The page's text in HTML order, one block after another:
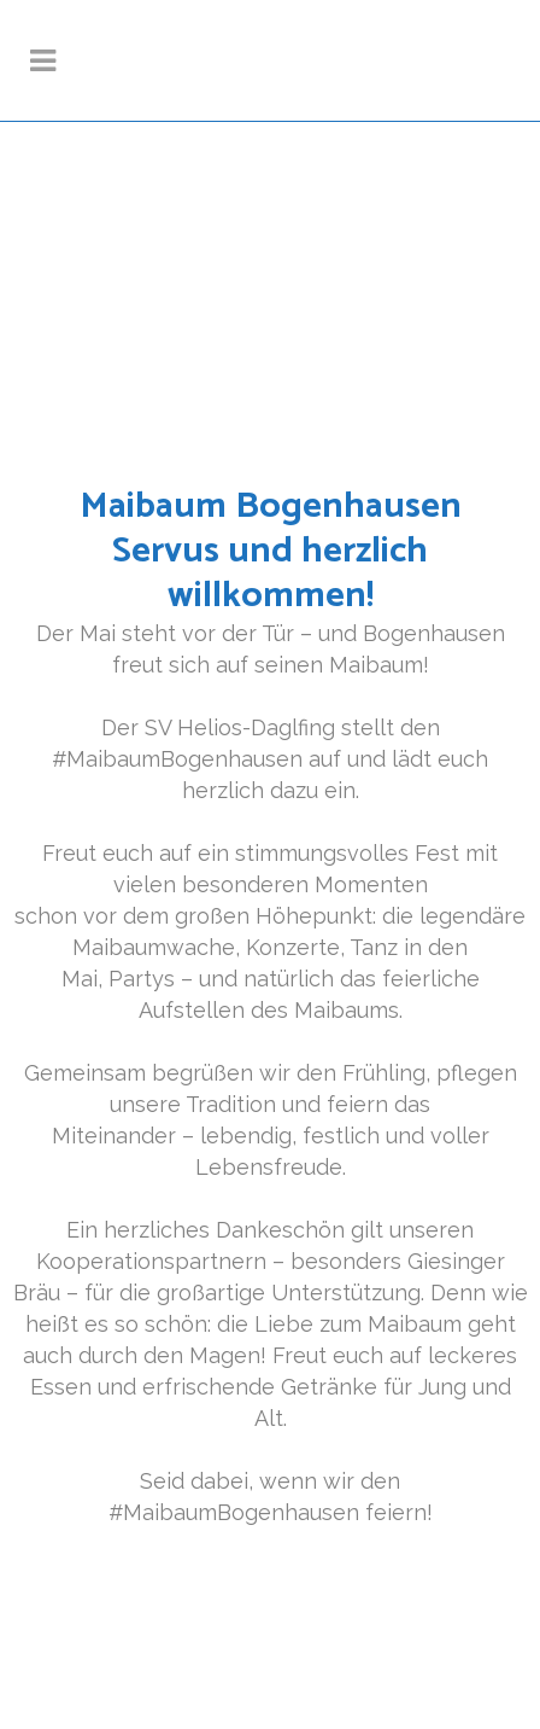
Maibaum Bogenhausen
Servus und herzlich
willkommen!
Der Mai steht vor der Tür – und Bogenhausen
freut sich auf seinen Maibaum!
Der SV Helios-Daglfing stellt den
#MaibaumBogenhausen auf und lädt euch
herzlich dazu ein.
Freut euch auf ein stimmungsvolles Fest mit
vielen besonderen Momenten
schon vor dem großen Höhepunkt: die legendäre
Maibaumwache, Konzerte, Tanz in den
Mai, Partys – und natürlich das feierliche
Aufstellen des Maibaums.
Gemeinsam begrüßen wir den Frühling, pflegen
unsere Tradition und feiern das
Miteinander – lebendig, festlich und voller
Lebensfreude.
Ein herzliches Dankeschön gilt unseren
Kooperationspartnern – besonders Giesinger
Bräu – für die großartige Unterstützung. Denn wie
heißt es so schön: die Liebe zum Maibaum geht
auch durch den Magen! Freut euch auf leckeres
Essen und erfrischende Getränke für Jung und
Alt.
Seid dabei, wenn wir den
#MaibaumBogenhausen feiern!